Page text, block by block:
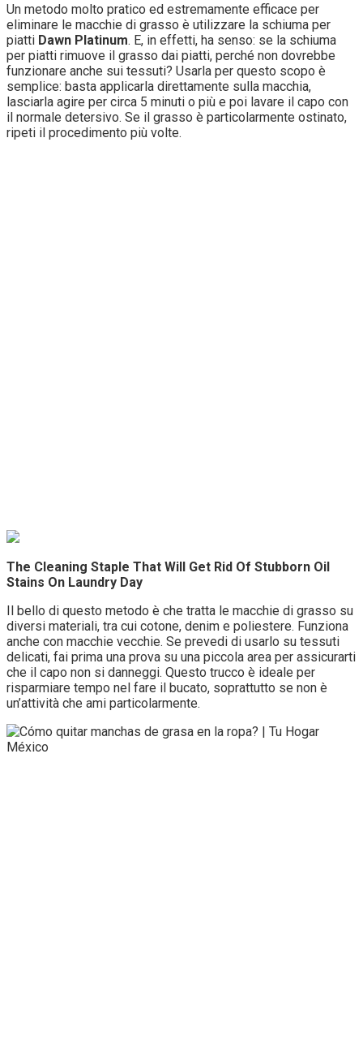
Un metodo molto pratico ed estremamente efficace per
eliminare le macchie di grasso è utilizzare la schiuma per
piatti Dawn Platinum. E, in effetti, ha senso: se la schiuma
per piatti rimuove il grasso dai piatti, perché non dovrebbe
funzionare anche sui tessuti? Usarla per questo scopo è
semplice: basta applicarla direttamente sulla macchia,
lasciarla agire per circa 5 minuti o più e poi lavare il capo con
il normale detersivo. Se il grasso è particolarmente ostinato,
ripeti il procedimento più volte.
The Cleaning Staple That Will Get Rid Of Stubborn Oil
Stains On Laundry Day
Il bello di questo metodo è che tratta le macchie di grasso su
diversi materiali, tra cui cotone, denim e poliestere. Funziona
anche con macchie vecchie. Se prevedi di usarlo su tessuti
delicati, fai prima una prova su una piccola area per assicurarti
che il capo non si danneggi. Questo trucco è ideale per
risparmiare tempo nel fare il bucato, soprattutto se non è
un’attività che ami particolarmente.